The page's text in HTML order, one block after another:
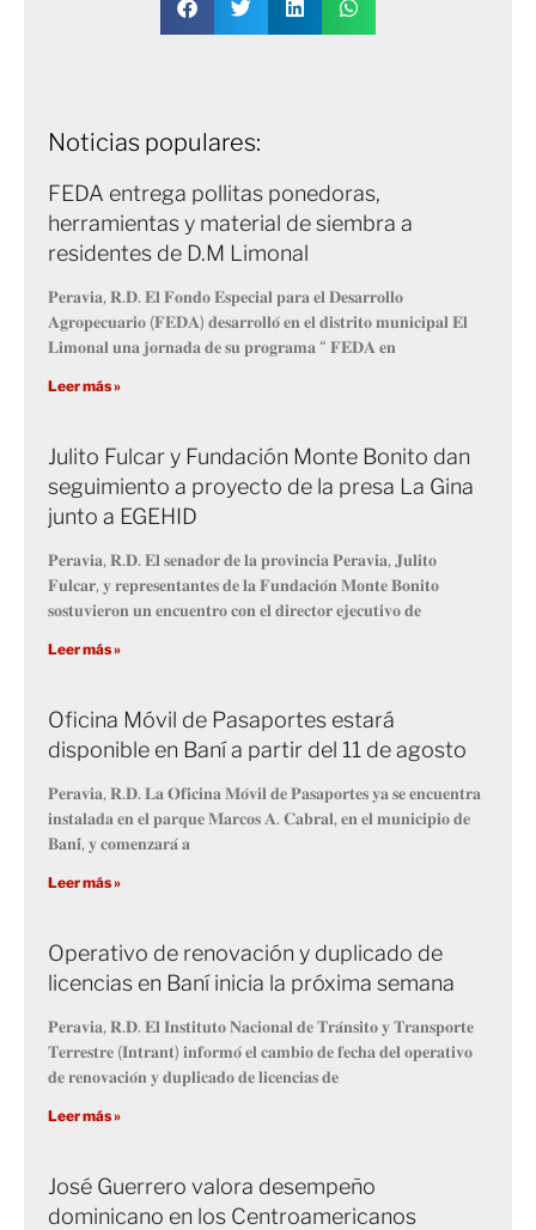
Noticias populares:
FEDA entrega pollitas ponedoras,
herramientas y material de siembra a
residentes de D.M Limonal
𝐏𝐞𝐫𝐚𝐯𝐢𝐚, 𝐑.𝐃. 𝐄𝐥 𝐅𝐨𝐧𝐝𝐨 𝐄𝐬𝐩𝐞𝐜𝐢𝐚𝐥 𝐩𝐚𝐫𝐚 𝐞𝐥 𝐃𝐞𝐬𝐚𝐫𝐫𝐨𝐥𝐥𝐨
𝐀𝐠𝐫𝐨𝐩𝐞𝐜𝐮𝐚𝐫𝐢𝐨 (𝐅𝐄𝐃𝐀) 𝐝𝐞𝐬𝐚𝐫𝐫𝐨𝐥𝐥𝐨́ 𝐞𝐧 𝐞𝐥 𝐝𝐢𝐬𝐭𝐫𝐢𝐭𝐨 𝐦𝐮𝐧𝐢𝐜𝐢𝐩𝐚𝐥 𝐄𝐥
𝐋𝐢𝐦𝐨𝐧𝐚𝐥 𝐮𝐧𝐚 𝐣𝐨𝐫𝐧𝐚𝐝𝐚 𝐝𝐞 𝐬𝐮 𝐩𝐫𝐨𝐠𝐫𝐚𝐦𝐚 “ 𝐅𝐄𝐃𝐀 𝐞𝐧
Leer más »
Julito Fulcar y Fundación Monte Bonito dan
seguimiento a proyecto de la presa La Gina
junto a EGEHID
𝐏𝐞𝐫𝐚𝐯𝐢𝐚, 𝐑.𝐃. 𝐄𝐥 𝐬𝐞𝐧𝐚𝐝𝐨𝐫 𝐝𝐞 𝐥𝐚 𝐩𝐫𝐨𝐯𝐢𝐧𝐜𝐢𝐚 𝐏𝐞𝐫𝐚𝐯𝐢𝐚, 𝐉𝐮𝐥𝐢𝐭𝐨
𝐅𝐮𝐥𝐜𝐚𝐫, 𝐲 𝐫𝐞𝐩𝐫𝐞𝐬𝐞𝐧𝐭𝐚𝐧𝐭𝐞𝐬 𝐝𝐞 𝐥𝐚 𝐅𝐮𝐧𝐝𝐚𝐜𝐢𝐨́𝐧 𝐌𝐨𝐧𝐭𝐞 𝐁𝐨𝐧𝐢𝐭𝐨
𝐬𝐨𝐬𝐭𝐮𝐯𝐢𝐞𝐫𝐨𝐧 𝐮𝐧 𝐞𝐧𝐜𝐮𝐞𝐧𝐭𝐫𝐨 𝐜𝐨𝐧 𝐞𝐥 𝐝𝐢𝐫𝐞𝐜𝐭𝐨𝐫 𝐞𝐣𝐞𝐜𝐮𝐭𝐢𝐯𝐨 𝐝𝐞
Leer más »
Oficina Móvil de Pasaportes estará
disponible en Baní a partir del 11 de agosto
𝐏𝐞𝐫𝐚𝐯𝐢𝐚, 𝐑.𝐃. 𝐋𝐚 𝐎𝐟𝐢𝐜𝐢𝐧𝐚 𝐌𝐨́𝐯𝐢𝐥 𝐝𝐞 𝐏𝐚𝐬𝐚𝐩𝐨𝐫𝐭𝐞𝐬 𝐲𝐚 𝐬𝐞 𝐞𝐧𝐜𝐮𝐞𝐧𝐭𝐫𝐚
𝐢𝐧𝐬𝐭𝐚𝐥𝐚𝐝𝐚 𝐞𝐧 𝐞𝐥 𝐩𝐚𝐫𝐪𝐮𝐞 𝐌𝐚𝐫𝐜𝐨𝐬 𝐀. 𝐂𝐚𝐛𝐫𝐚𝐥, 𝐞𝐧 𝐞𝐥 𝐦𝐮𝐧𝐢𝐜𝐢𝐩𝐢𝐨 𝐝𝐞
𝐁𝐚𝐧𝐢́, 𝐲 𝐜𝐨𝐦𝐞𝐧𝐳𝐚𝐫𝐚́ 𝐚
Leer más »
Operativo de renovación y duplicado de
licencias en Baní inicia la próxima semana
𝐏𝐞𝐫𝐚𝐯𝐢𝐚, 𝐑.𝐃. 𝐄𝐥 𝐈𝐧𝐬𝐭𝐢𝐭𝐮𝐭𝐨 𝐍𝐚𝐜𝐢𝐨𝐧𝐚𝐥 𝐝𝐞 𝐓𝐫𝐚́𝐧𝐬𝐢𝐭𝐨 𝐲 𝐓𝐫𝐚𝐧𝐬𝐩𝐨𝐫𝐭𝐞
𝐓𝐞𝐫𝐫𝐞𝐬𝐭𝐫𝐞 (𝐈𝐧𝐭𝐫𝐚𝐧𝐭) 𝐢𝐧𝐟𝐨𝐫𝐦𝐨́ 𝐞𝐥 𝐜𝐚𝐦𝐛𝐢𝐨 𝐝𝐞 𝐟𝐞𝐜𝐡𝐚 𝐝𝐞𝐥 𝐨𝐩𝐞𝐫𝐚𝐭𝐢𝐯𝐨
𝐝𝐞 𝐫𝐞𝐧𝐨𝐯𝐚𝐜𝐢𝐨́𝐧 𝐲 𝐝𝐮𝐩𝐥𝐢𝐜𝐚𝐝𝐨 𝐝𝐞 𝐥𝐢𝐜𝐞𝐧𝐜𝐢𝐚𝐬 𝐝𝐞
Leer más »
José Guerrero valora desempeño
dominicano en los Centroamericanos